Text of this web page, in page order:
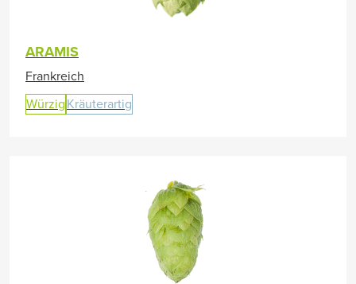
ARAMIS
Frankreich
Würzig Kräuterartig